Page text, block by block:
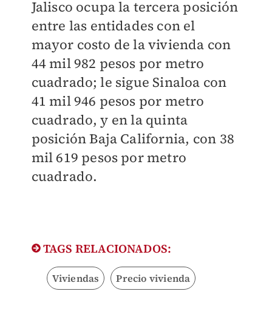
Jalisco ocupa la tercera posición
entre las entidades con el
mayor costo de la vivienda con
44 mil 982 pesos por metro
cuadrado; le sigue Sinaloa con
41 mil 946 pesos por metro
cuadrado, y en la quinta
posición Baja California, con 38
mil 619 pesos por metro
cuadrado.
TAGS RELACIONADOS:
Viviendas Precio vivienda